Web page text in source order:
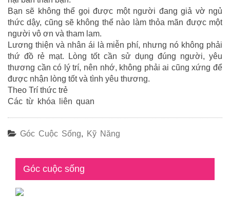
Bạn sẽ không thể gọi được một người đang giả vờ ngủ
thức dậy, cũng sẽ không thể nào làm thỏa mãn được một
người vô ơn và tham lam.
Lương thiện và nhân ái là miễn phí, nhưng nó không phải
thứ đồ rẻ mạt. Lòng tốt cần sử dụng đúng người, yêu
thương cần có lý trí, nên nhớ, không phải ai cũng xứng để
được nhận lòng tốt và tình yêu thương.
Theo Trí thức trẻ
Các từ khóa liên quan
Góc Cuộc Sống, Kỹ Năng
Góc cuộc sống